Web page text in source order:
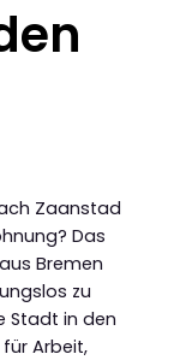
Zaanstad
Das
Bremen
zu
Stadt in den
Arbeit,